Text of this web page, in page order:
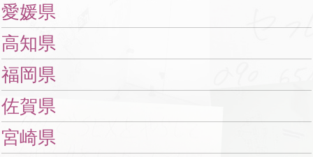
愛媛県
高知県
福岡県
佐賀県
宮崎県